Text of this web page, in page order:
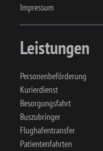
Impressum
Leistungen
Personenbeförderung
Kurierdienst
Besorgungsfahrt
Buszubringer
Flughafentransfer
Patientenfahrten